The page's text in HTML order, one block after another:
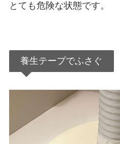
とても危険な状態です。
養生テープでふさぐ